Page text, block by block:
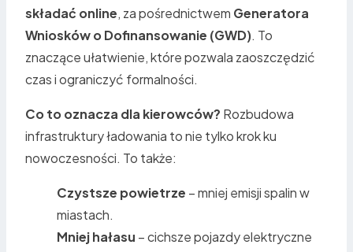
składać online, za pośrednictwem Generatora
Wniosków o Dofinansowanie (GWD). To
znaczące ułatwienie, które pozwala zaoszczędzić
czas i ograniczyć formalności.
Co to oznacza dla kierowców? Rozbudowa
infrastruktury ładowania to nie tylko krok ku
nowoczesności. To także:
Czystsze powietrze – mniej emisji spalin w
miastach.
Mniej hałasu – cichsze pojazdy elektryczne